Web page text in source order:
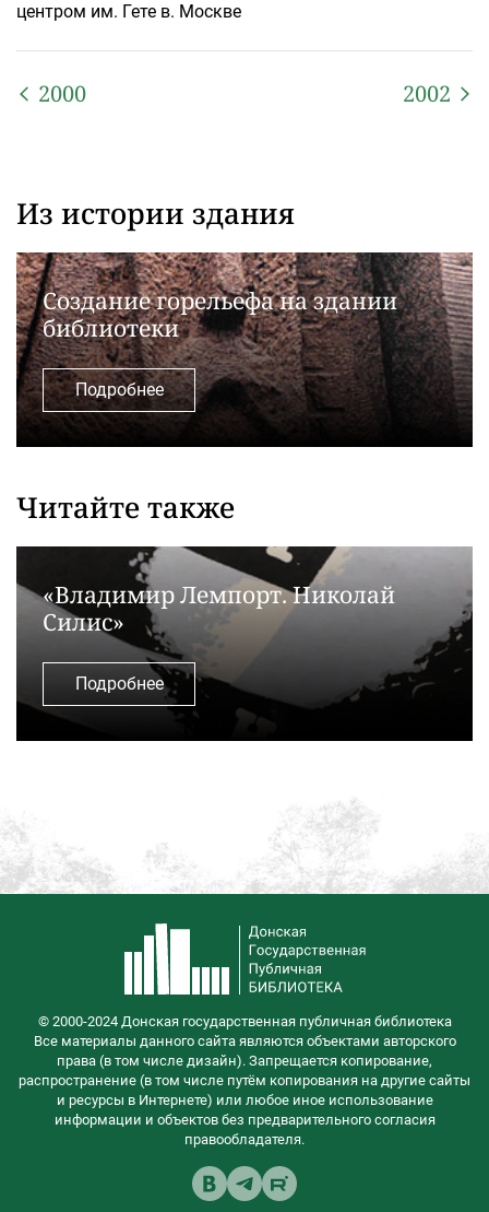
центром им. Гете в. Москве
2000 2002
Из истории здания
Создание горельефа на здании
библиотеки
Подробнее
Читайте также
«Владимир Лемпорт. Николай
Силис»
Подробнее
© 2000-2024 Донская государственная публичная библиотека
Все материалы данного сайта являются объектами авторского
права (в том числе дизайн). Запрещается копирование,
распространение (в том числе путём копирования на другие сайты
и ресурсы в Интернете) или любое иное использование
информации и объектов без предварительного согласия
правообладателя.